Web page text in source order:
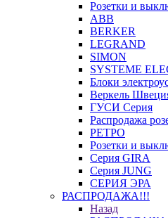
Розетки и
ABB
BERKER
LEGRAND
SIMON
SYSTEME
Блоки
Веркель
ГУСИ Серия
Распродажа
РЕТРО
Розетки и
Серия GIRA
Серия JUNG
СЕРИЯ ЭРА
РАСПРОДАЖА!!!
Назад